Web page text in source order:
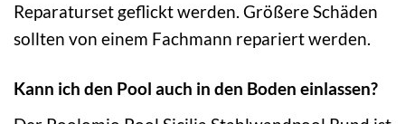
Reparaturset geflickt werden. Größere Schäden
sollten von einem Fachmann repariert werden.
Kann ich den Pool auch in den Boden einlassen?